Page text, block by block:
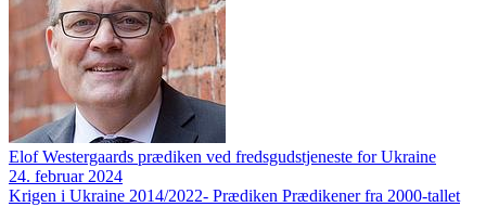
Elof Westergaards prædiken ved fredsgudstjeneste for Ukraine
24. februar 2024
Krigen i Ukraine 2014/2022- Prædiken Prædikener fra 2000-tallet